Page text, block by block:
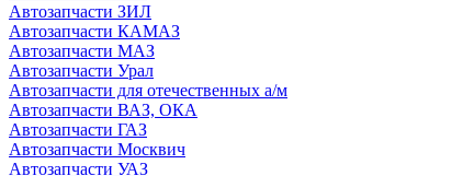
Автозапчасти ЗИЛ
Автозапчасти КАМАЗ
Автозапчасти МАЗ
Автозапчасти Урал
Автозапчасти для отечественных а/м
Автозапчасти ВАЗ, ОКА
Автозапчасти ГАЗ
Автозапчасти Москвич
Автозапчасти УАЗ